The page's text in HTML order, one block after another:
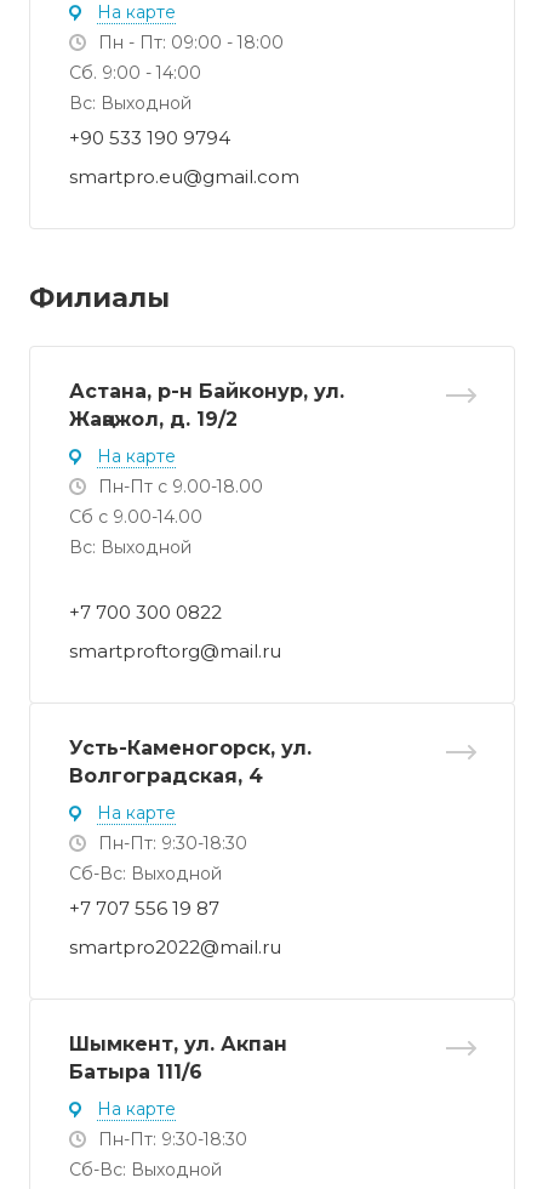
На карте
Пн - Пт: 09:00 - 18:00
Сб. 9:00 - 14:00
Вс: Выходной
+90 533 190 9794‬
smartpro.eu@gmail.com
Филиалы
Астана, р-н Байконур, ул.
Жаңажол, д. 19/2
На карте
Пн-Пт с 9.00-18.00
Сб с 9.00-14.00
Вс: Выходной
+7 700 300 0822
smartproftorg@mail.ru
Усть-Каменогорск, ул.
Волгоградская, 4
На карте
Пн-Пт: 9:30-18:30
Cб-Вс: Выходной
+7 707 556 19 87
smartpro2022@mail.ru
Шымкент, ул. Акпан
Батыра 111/6
На карте
Пн-Пт: 9:30-18:30
Cб-Вс: Выходной